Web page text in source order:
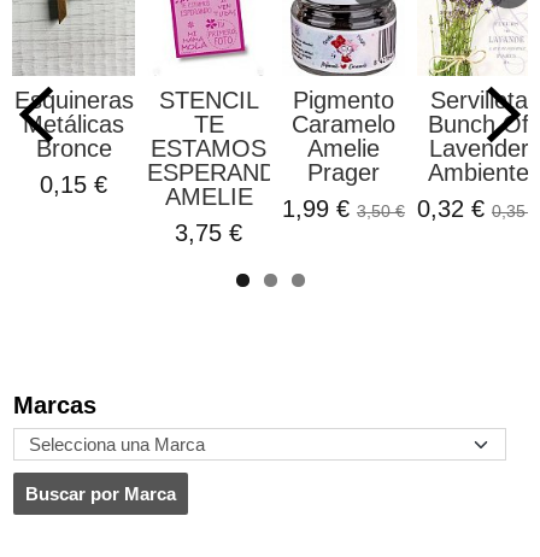
Marcas
Pigmento
Caramelo
Amelie
Prager
3,50 €
Servilleta
Bunch Of
Lavender
Ambiente
0,32 €0,35 €
Lentejuelas
Flores
Azules Oh
Naif
0,50 €0,79 €
0,86